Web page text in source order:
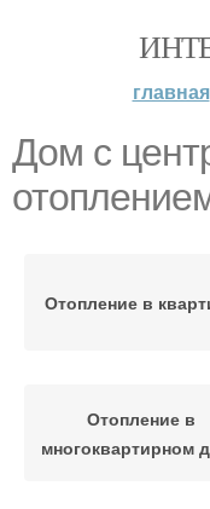
главная
Дом с
Отопление в
Отопление в
многоквартирном